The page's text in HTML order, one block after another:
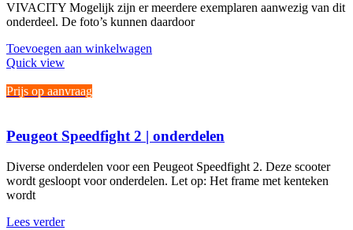
VIVACITY Mogelijk zijn er meerdere exemplaren aanwezig van dit
onderdeel. De foto’s kunnen daardoor
Toevoegen aan winkelwagen
Quick view
Prijs op aanvraag
Peugeot Speedfight 2 | onderdelen
Diverse onderdelen voor een Peugeot Speedfight 2. Deze scooter
wordt gesloopt voor onderdelen. Let op: Het frame met kenteken
wordt
Lees verder